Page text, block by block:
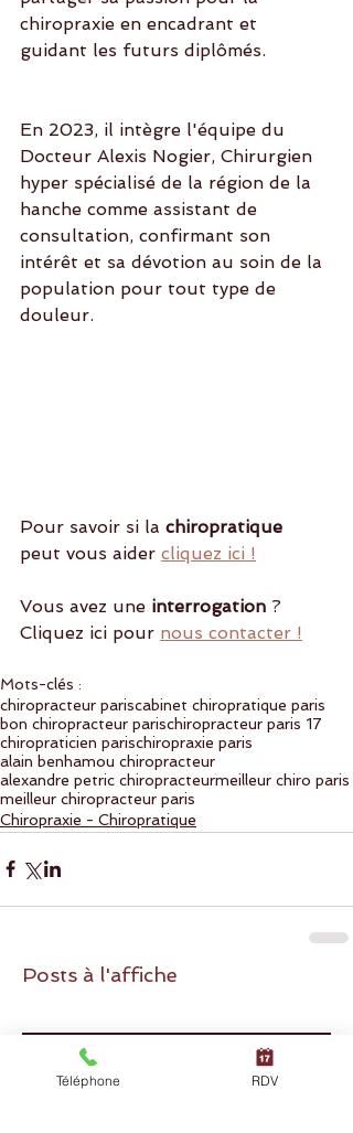
chiropraxie en encadrant et
guidant les futurs diplômés.
En 2023, il intègre l'équipe du
Docteur Alexis Nogier, Chirurgien
hyper spécialisé de la région de la
hanche comme assistant de
consultation, confirmant son
intérêt et sa dévotion au soin de la
population pour tout type de
douleur.
Pour savoir si la chiropratique
peut vous aider cliquez ici !
Vous avez une interrogation ?
Cliquez ici pour nous contacter !
Mots-clés :
chiropracteur pariscabinet chiropratique paris
bon chiropracteur parischiropracteur paris 17
chiropraticien parischiropraxie paris
alain benhamou chiropracteur
alexandre petric chiropracteurmeilleur chiro paris
meilleur chiropracteur paris
Chiropraxie - Chiropratique
Posts à l'affiche
Téléphone RDV